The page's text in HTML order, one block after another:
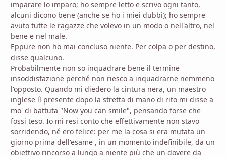
imparare lo imparo; ho sempre letto e scrivo ogni tanto,
alcuni dicono bene (anche se ho i miei dubbi); ho sempre
avuto tutte le ragazze che volevo in un modo o nell'altro, nel
bene e nel male.
Eppure non ho mai concluso niente. Per colpa o per destino,
disse qualcuno.
Probabilmente non so inquadrare bene il termine
insoddisfazione perché non riesco a inquadrarne nemmeno
l'opposto. Quando mi diedero la cintura nera, un maestro
inglese lì presente dopo la stretta di mano di rito mi disse a
mo' di battuta "Now you can smile", pensando forse che
fossi teso. Io mi resi conto che effettivamente non stavo
sorridendo, né ero felice: per me la cosa si era mutata un
giorno prima dell'esame , in un momento indefinibile, da un
obiettivo rincorso a lungo a niente più che un dovere da